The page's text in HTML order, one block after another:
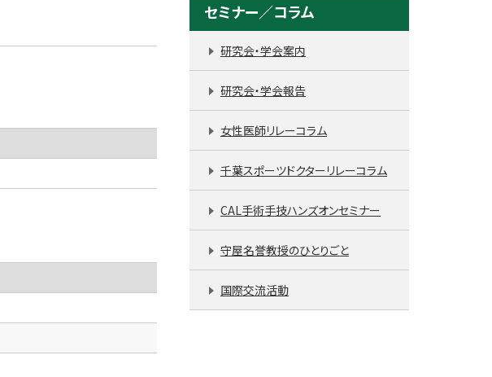
セミナー／コラム
研究会・学会案内
研究会・学会報告
女性医師リレーコラム
千葉スポーツドクターリレーコラム
CAL手術手技ハンズオンセミナー
守屋名誉教授のひとりごと
国際交流活動